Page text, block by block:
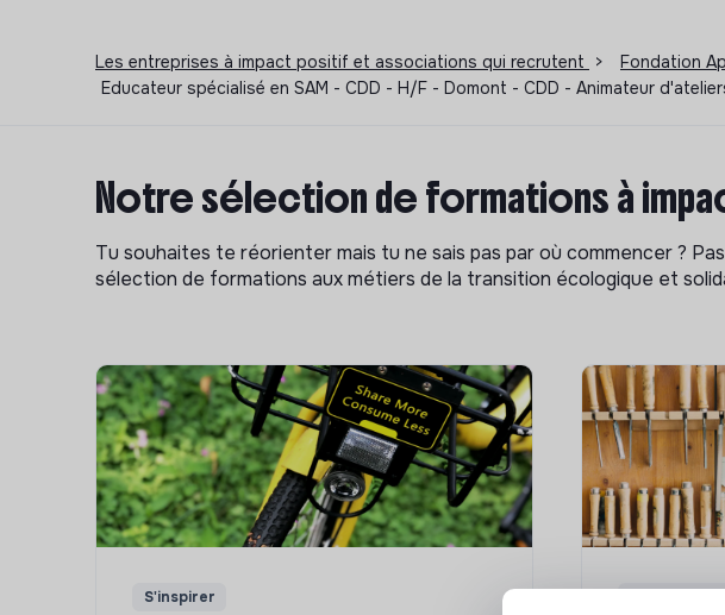
Les entreprises à impact positif et associations qui recrutent > Fondation
Educateur spécialisé en SAM - CDD - H/F - Domont - CDD - Animateur
Notre sélection de formations à
Tu souhaites te réorienter mais tu ne sais pas par où commencer ?
sélection de formations aux métiers de la transition écologique et
S'inspirer